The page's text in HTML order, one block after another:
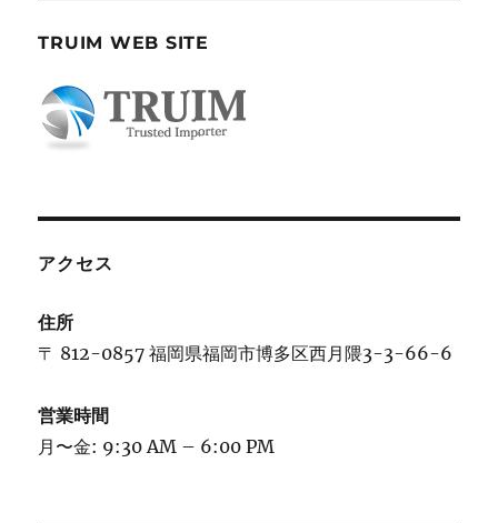
TRUIM WEB SITE
アクセス
住所
〒 812-0857 福岡県福岡市博多区西月隈3-3-66-6
営業時間
月〜金: 9:30 AM – 6:00 PM